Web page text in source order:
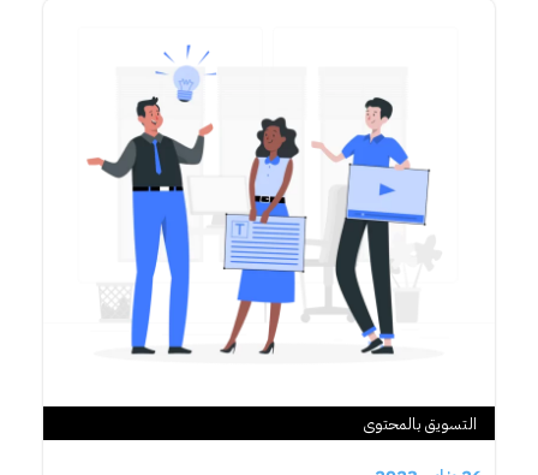
التسويق بالمحتوى